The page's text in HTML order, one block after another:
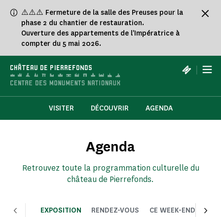
⚠️⚠️⚠️ Fermeture de la salle des Preuses pour la
phase 2 du chantier de restauration.
Ouverture des appartements de l'Impératrice à
compter du 5 mai 2026.
CHÂTEAU DE PIERREFONDS |
VISITER DÉCOUVRIR AGENDA
Agenda
Retrouvez toute la programmation culturelle du
château de Pierrefonds.
EXPOSITION RENDEZ-VOUS CE WEEK-END